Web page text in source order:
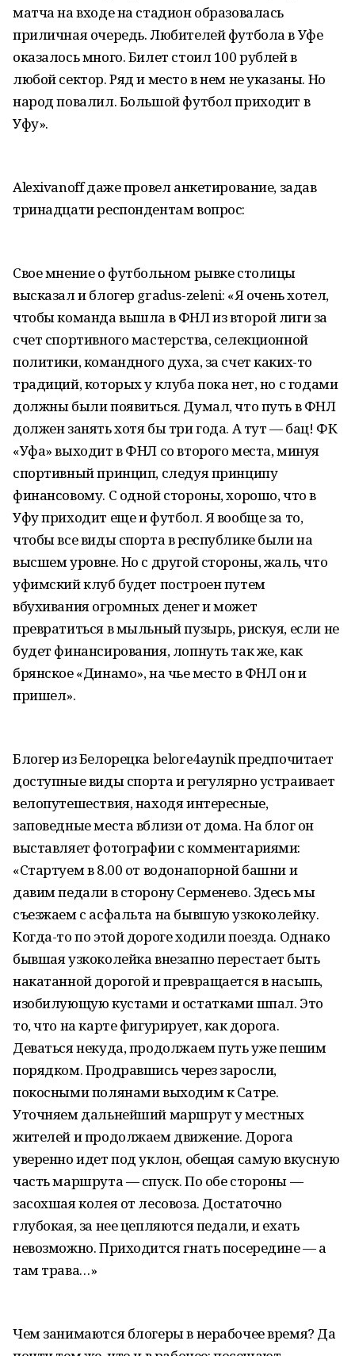
матча на входе на стадион образовалась
приличная очередь. Любителей футбола в Уфе
оказалось много. Билет стоил 100 рублей в
любой сектор. Ряд и место в нем не указаны. Но
народ повалил. Большой футбол приходит в
Уфу».
Аlexivanoff даже провел анкетирование, задав
тринадцати респондентам вопрос:
Свое мнение о футбольном рывке столицы
высказал и блогер gradus-zeleni: «Я очень хотел,
чтобы команда вышла в ФНЛ из второй лиги за
счет спортивного мастерства, селекционной
политики, командного духа, за счет каких-то
традиций, которых у клуба пока нет, но с годами
должны были появиться. Думал, что путь в ФНЛ
должен занять хотя бы три года. А тут — бац! ФК
«Уфа» выходит в ФНЛ со второго места, минуя
спортивный принцип, следуя принципу
финансовому. С одной стороны, хорошо, что в
Уфу приходит еще и футбол. Я вообще за то,
чтобы все виды спорта в республике были на
высшем уровне. Но с другой стороны, жаль, что
уфимский клуб будет построен путем
вбухивания огромных денег и может
превратиться в мыльный пузырь, рискуя, если не
будет финансирования, лопнуть так же, как
брянское «Динамо», на чье место в ФНЛ он и
пришел».
Блогер из Белорецка belore4aynik предпочитает
доступные виды спорта и регулярно устраивает
велопутешествия, находя интересные,
заповедные места вблизи от дома. На блог он
выставляет фотографии с комментариями:
«Стартуем в 8.00 от водонапорной башни и
давим педали в сторону Серменево. Здесь мы
съезжаем с асфальта на бывшую узкоколейку.
Когда-то по этой дороге ходили поезда. Однако
бывшая узкоколейка внезапно перестает быть
накатанной дорогой и превращается в насыпь,
изобилующую кустами и остатками шпал. Это
то, что на карте фигурирует, как дорога.
Деваться некуда, продолжаем путь уже пешим
порядком. Продравшись через заросли,
покосными полянами выходим к Сатре.
Уточняем дальнейший маршрут у местных
жителей и продолжаем движение. Дорога
уверенно идет под уклон, обещая самую вкусную
часть маршрута — спуск. По обе стороны —
засохшая колея от лесовоза. Достаточно
глубокая, за нее цепляются педали, и ехать
невозможно. Приходится гнать посередине — а
там трава…»
Чем занимаются блогеры в нерабочее время? Да